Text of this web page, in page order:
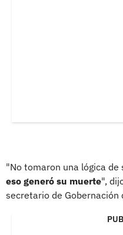
"No tomaron una lógica de
eso generó su muerte",
secretario de Gobernación